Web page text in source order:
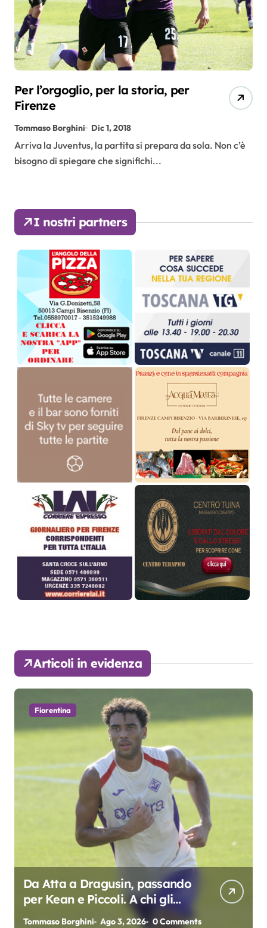
Per l’orgoglio, per la storia, per
Firenze
Tommaso Borghini Dic 1, 2018
Arriva la Juventus, la partita si prepara da sola. Non c’è
bisogno di spiegare che significhi...
I nostri partners
Articoli in evidenza
Fiorentina
Da Atta a Dragusin, passando
per Kean e Piccoli. A chi gli
oscar del precampionato?
Tommaso Borghini Ago 3, 2026 0 Comments